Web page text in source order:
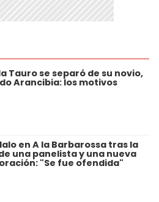
Tauro se separó de su novio,
Arancibia: los motivos
en A la Barbarossa tras la
una panelista y una nueva
"Se fue ofendida"